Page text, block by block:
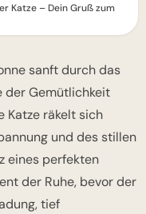
Katze – Dein Gruß zum
sanft durch das
der Gemütlichkeit
Katze räkelt sich
und des stillen
eines perfekten
der Ruhe, bevor der
tief